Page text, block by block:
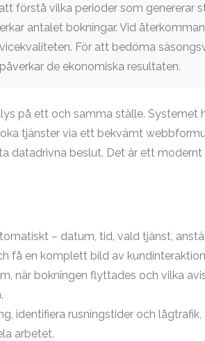
förstå vilka perioder som genererar
antalet bokningar. Vid
För att bedöma
de ekonomiska resultaten.
på ett och samma ställe. Systemet
tjänster via ett bekvämt
datadrivna beslut. Det är ett
– datum, tid, vald tjänst,
få en komplett bild av
när bokningen flyttades och vilka
identifiera rusningstider och
arbetet.